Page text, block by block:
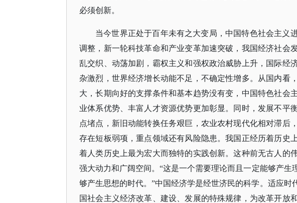
必须创新。
当今世界正处于百年未有之大变局，中国特色社会主义
调整，新一轮科技革命和产业变革加速突破，我国经济社会
乱交织、动荡加剧，霸权主义和强权政治威胁上升，国际经
杂激烈，世界经济增长动能不足，不确定性增多。从国内看
大，长期向好的支撑条件和基本趋势没有变，中国特色社会
业体系优势、丰富人才资源优势更加彰显。同时，发展不平
点堵点，新旧动能转换任务艰巨，农业农村现代化相对滞后
存在短板弱项，重点领域还有风险隐患。我国正经历着历史
着人类历史上最为宏大而独特的实践创新。这种前无古人的
强大动力和广阔空间。“这是一个需要理论而且一定能够产生
够产生思想的时代。”中国经济学是经世济民的科学。适应
国社会主义经济改革、建设、发展的特殊规律，为改革开放